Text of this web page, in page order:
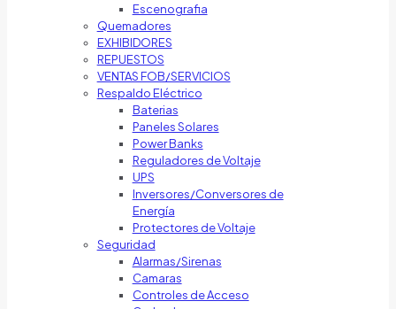
Escenografia
Quemadores
EXHIBIDORES
REPUESTOS
VENTAS FOB/SERVICIOS
Respaldo Eléctrico
Baterias
Paneles Solares
Power Banks
Reguladores de Voltaje
UPS
Inversores/Conversores de
Energía
Protectores de Voltaje
Seguridad
Alarmas/Sirenas
Camaras
Controles de Acceso